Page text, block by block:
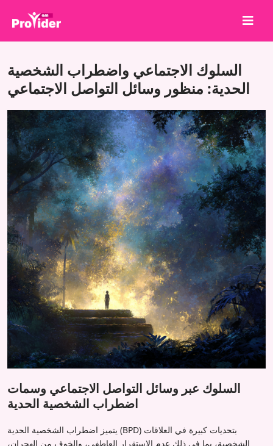
من نحن
إنشاء حساب
الخدمات
API
الشروط
مدونة
السلوك الاجتماعي واضطراب الشخصية
الحدية: منظور وسائل التواصل الاجتماعي
السلوك عبر وسائل التواصل الاجتماعي وسمات
اضطراب الشخصية الحدية
يتميز اضطراب الشخصية الحدية (BPD) بتحديات كبيرة في العلاقات
الشخصية، بما في ذلك عدم الاستقرار العاطفي، والخوف من الهجران،